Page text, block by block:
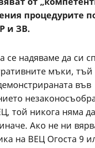
процедурите
и ЗВ.
се надяваме да си
мъки, тъй
във
той никога няма
Ако не ни
на ВЕЦ Огоста 9